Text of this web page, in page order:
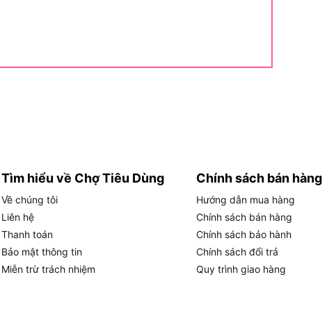
máy khoan nhỏ gọn, đa dụng cho người dùng
pin
than)
Tìm hiểu về Chợ Tiêu Dùng
Về chúng tôi
Liên hệ
Thanh toán
Bảo mật thông tin
Miễn trừ trách nhiệm
Chính sách bán hàng
Hướng dẫn mua hàng
Chính sách bán hàng
Chính sách bảo hành
Chính sách đổi trả
Quy trình giao hàng